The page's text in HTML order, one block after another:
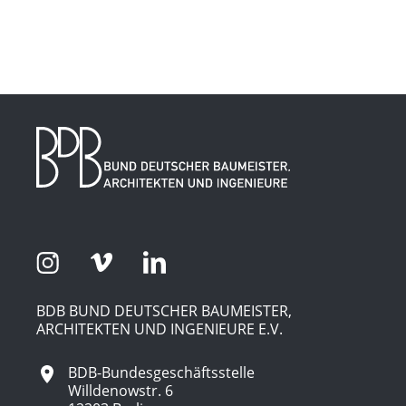
BDB BUND DEUTSCHER BAUMEISTER,
ARCHITEKTEN UND INGENIEURE E.V.
BDB-Bundesgeschäftsstelle
Willdenowstr. 6